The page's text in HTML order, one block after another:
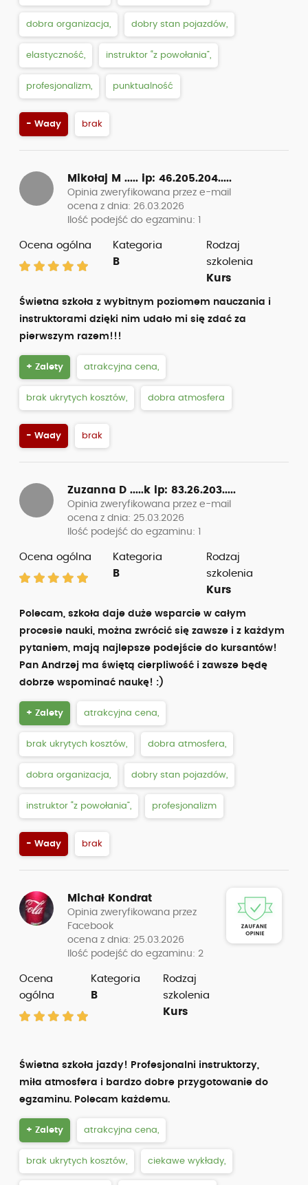
dobra organizacja, dobry stan pojazdów,
elastyczność, instruktor “z powołania”,
profesjonalizm, punktualność
- Wady brak
Mikołaj M ..... ip: 46.205.204.....
Opinia zweryfikowana przez e-mail
ocena z dnia: 26.03.2026
Ilość podejść do egzaminu: 1
Ocena ogólna
Kategoria
B
Rodzaj
szkolenia
Kurs
Świetna szkoła z wybitnym poziomem nauczania i
instruktorami dzięki nim udało mi się zdać za
pierwszym razem!!!
+ Zalety atrakcyjna cena,
brak ukrytych kosztów, dobra atmosfera
- Wady brak
Zuzanna D .....k ip: 83.26.203.....
Opinia zweryfikowana przez e-mail
ocena z dnia: 25.03.2026
Ilość podejść do egzaminu: 1
Ocena ogólna
Kategoria
B
Rodzaj
szkolenia
Kurs
Polecam, szkoła daje duże wsparcie w całym
procesie nauki, można zwrócić się zawsze i z każdym
pytaniem, mają najlepsze podejście do kursantów!
Pan Andrzej ma świętą cierpliwość i zawsze będę
dobrze wspominać naukę! :)
+ Zalety atrakcyjna cena,
brak ukrytych kosztów, dobra atmosfera,
dobra organizacja, dobry stan pojazdów,
instruktor “z powołania”, profesjonalizm
- Wady brak
Michał Kondrat
Opinia zweryfikowana przez
Facebook
ocena z dnia: 25.03.2026
Ilość podejść do egzaminu: 2
Ocena
ogólna
Kategoria
B
Rodzaj
szkolenia
Kurs
Świetna szkoła jazdy! Profesjonalni instruktorzy,
miła atmosfera i bardzo dobre przygotowanie do
egzaminu. Polecam każdemu.
+ Zalety atrakcyjna cena,
brak ukrytych kosztów, ciekawe wykłady,